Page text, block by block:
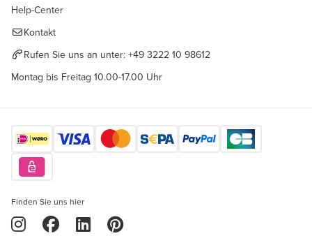
Help-Center
Kontakt
Rufen Sie uns an unter: +49 3222 10 98612
Montag bis Freitag 10.00-17.00 Uhr
Finden Sie uns hier